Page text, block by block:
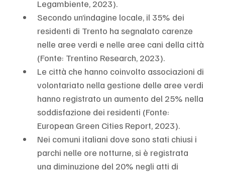
Legambiente, 2023).
Secondo un’indagine locale, il 35% dei
residenti di Trento ha segnalato carenze
nelle aree verdi e nelle aree cani della città
(Fonte: Trentino Research, 2023).
Le città che hanno coinvolto associazioni di
volontariato nella gestione delle aree verdi
hanno registrato un aumento del 25% nella
soddisfazione dei residenti (Fonte:
European Green Cities Report, 2023).
Nei comuni italiani dove sono stati chiusi i
parchi nelle ore notturne, si è registrata
una diminuzione del 20% negli atti di